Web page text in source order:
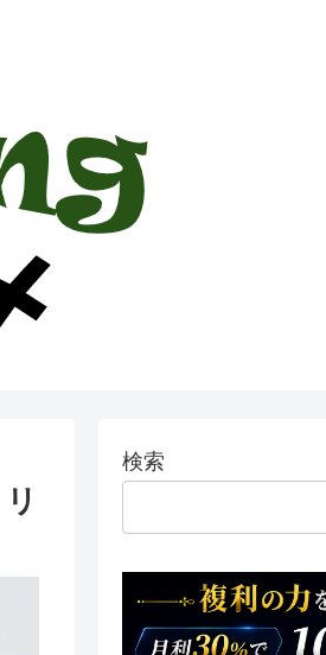
検索